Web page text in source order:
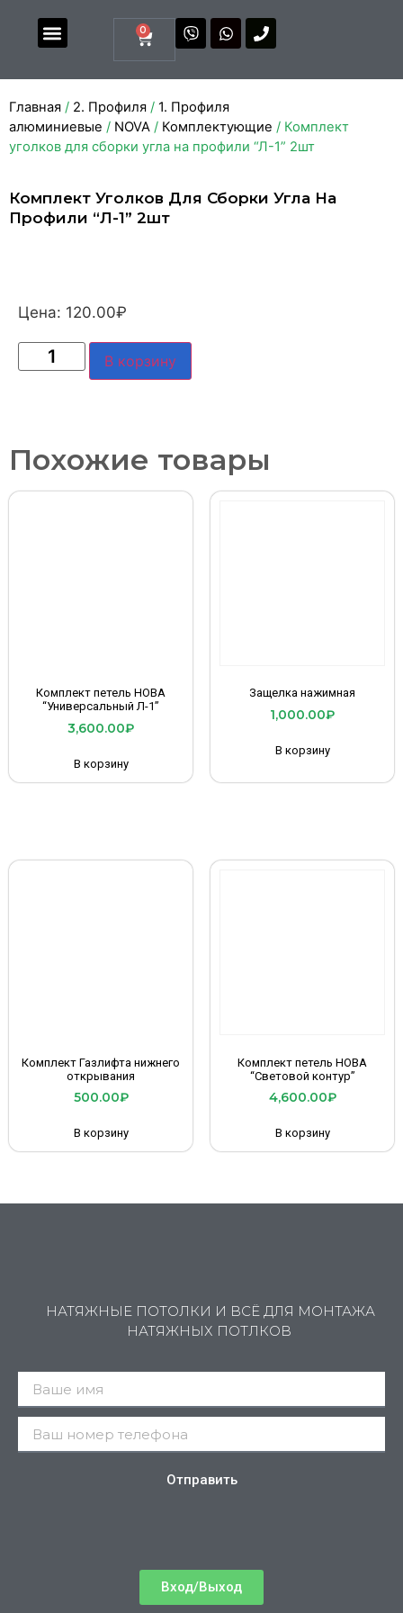
0
Главная / 2. Профиля / 1. Профиля
алюминиевые / NOVA / Комплектующие / Комплект
уголков для сборки угла на профили “Л-1” 2шт
Комплект Уголков Для Сборки Угла На
Профили “Л-1” 2шт
Цена: 120.00₽
В корзину
Похожие товары
Комплект петель НОВА
“Универсальный Л-1”
3,600.00₽
В корзину
Защелка нажимная
1,000.00₽
В корзину
Комплект Газлифта нижнего
открывания
500.00₽
В корзину
Комплект петель НОВА
“Световой контур”
4,600.00₽
В корзину
НАТЯЖНЫЕ ПОТОЛКИ И ВСЁ ДЛЯ МОНТАЖА
НАТЯЖНЫХ ПОТЛКОВ
Отправить
Вход/Выход